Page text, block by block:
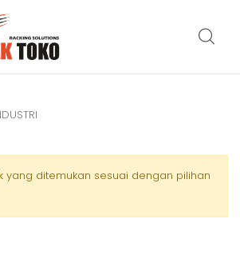
yang ditemukan sesuai dengan pilihan